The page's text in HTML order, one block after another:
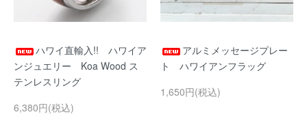
ハワイ直輸入!! ハワイア
ンジュエリー Koa Wood ス
テンレスリング
6,380円(税込)
アルミメッセージプレー
ト ハワイアンフラッグ
1,650円(税込)